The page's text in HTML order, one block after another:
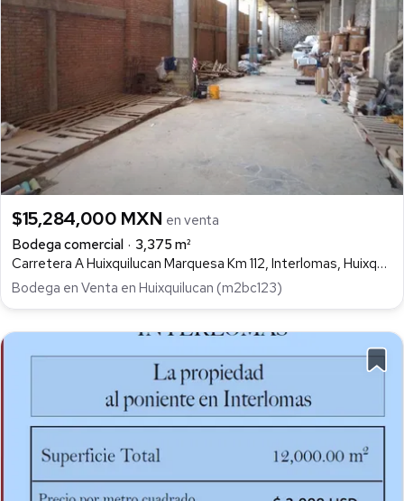
$15,284,000 MXN en venta
Bodega comercial
3,375 m²
Carretera A Huixquilucan Marquesa Km 112, Interlomas, Huixquilucan
Bodega en Venta en Huixquilucan (m2bc123)